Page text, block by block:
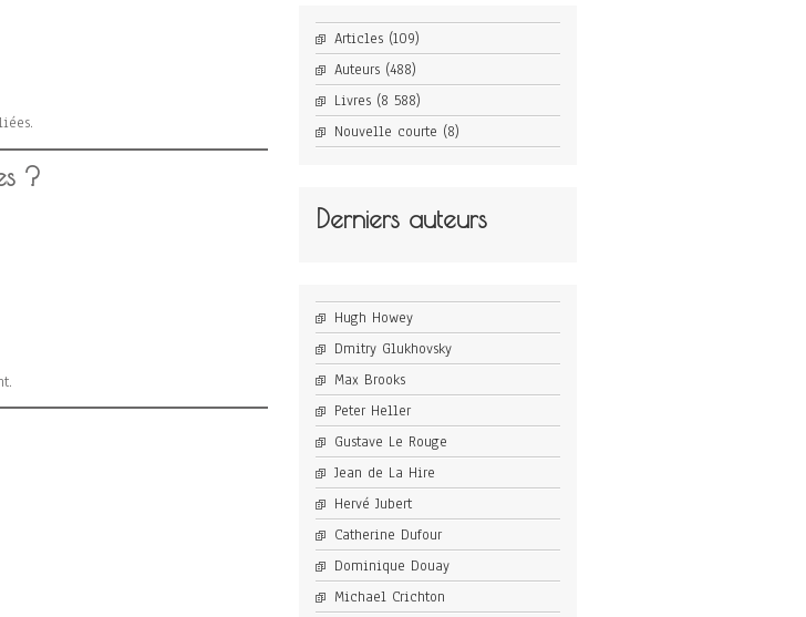
?
Articles(109)
Auteurs(488)
Livres(8 588)
Nouvelle courte (8)
Derniers auteurs
Hugh Howey
Dmitry Glukhovsky
Max Brooks
Peter Heller
Gustave Le Rouge
Jean de La Hire
Hervé Jubert
Catherine Dufour
Dominique Douay
Michael Crichton